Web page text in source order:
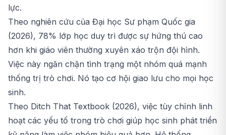
lực.
Theo nghiên cứu của Đại học Sư phạm Quốc gia
(2026), 78% lớp học duy trì được sự hứng thú cao
hơn khi giáo viên thường xuyên xáo trộn đội hình.
Việc này ngăn chặn tình trạng một nhóm quá mạnh
thống trị trò chơi. Nó tạo cơ hội giao lưu cho mọi học
sinh.
Theo Ditch That Textbook (2026), việc tùy chỉnh linh
hoạt các yếu tố trong trò chơi giúp học sinh phát triển